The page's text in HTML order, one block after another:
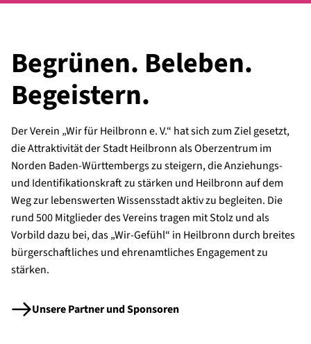
Begrünen. Beleben.
Begeistern.
Der Verein „Wir für Heilbronn e. V.“ hat sich zum Ziel gesetzt,
die Attraktivität der Stadt Heilbronn als Oberzentrum im
Norden Baden-Württembergs zu steigern, die Anziehungs-
und Identifikationskraft zu stärken und Heilbronn auf dem
Weg zur lebenswerten Wissensstadt aktiv zu begleiten. Die
rund 500 Mitglieder des Vereins tragen mit Stolz und als
Vorbild dazu bei, das „Wir-Gefühl“ in Heilbronn durch breites
bürgerschaftliches und ehrenamtliches Engagement zu
stärken.
Unsere Partner und Sponsoren